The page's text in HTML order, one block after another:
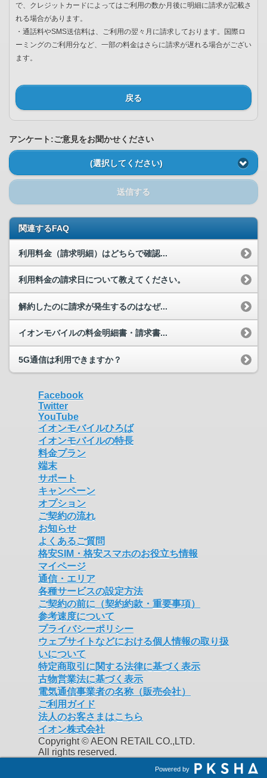
で、クレジットカードによってはご利用の数か月後に明細に請求が記載さ
れる場合があります。
・通話料やSMS送信料は、ご利用の翌々月に請求しております。国際ロ
ーミングのご利用分など、一部の料金はさらに請求が遅れる場合がござい
ます。
戻る
アンケート:ご意見をお聞かせください
(選択してください)
送信する
関連するFAQ
利用料金（請求明細）はどちらで確認...
利用料金の請求日について教えてください。
解約したのに請求が発生するのはなぜ...
イオンモバイルの料金明細書・請求書...
5G通信は利用できますか？
Facebook
Twitter
YouTube
イオンモバイルひろば
イオンモバイルの特長
料金プラン
端末
サポート
キャンペーン
オプション
ご契約の流れ
お知らせ
よくあるご質問
格安SIM・格安スマホのお役立ち情報
マイページ
通信・エリア
各種サービスの設定方法
ご契約の前に（契約約款・重要事項）
参考速度について
プライバシーポリシー
ウェブサイトなどにおける個人情報の取り扱
いについて
特定商取引に関する法律に基づく表示
古物営業法に基づく表示
電気通信事業者の名称（販売会社）
ご利用ガイド
法人のお客さまはこちら
イオン株式会社
Copyright © AEON RETAIL CO.,LTD.
All rights reserved.
Powered by